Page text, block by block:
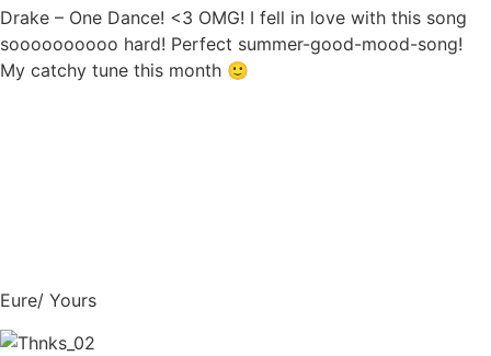
Drake – One Dance! <3 OMG! I fell in love with this song
soooooooooo hard! Perfect summer-good-mood-song!
My catchy tune this month 🙂
Eure/ Yours